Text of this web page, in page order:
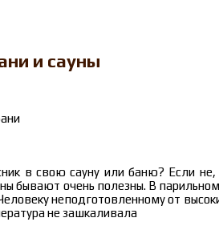
и сауны
в свою сауну или баню? Если
бывают очень полезны. В
неподготовленному от
не зашкаливала